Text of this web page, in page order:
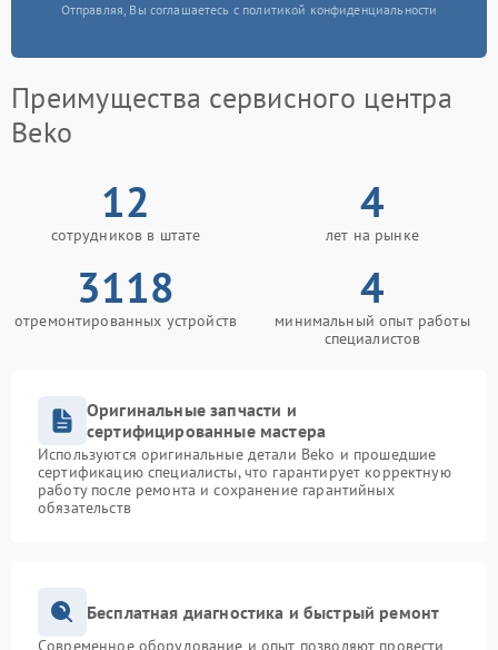
Отправляя, Вы соглашаетесь с политикой конфиденциальности
Преимущества сервисного центра
Beko
12
сотрудников в штате
4
лет на рынке
3118
отремонтированных устройств
4
минимальный опыт работы
специалистов
Оригинальные запчасти и
сертифицированные мастера
Используются оригинальные детали Beko и прошедшие
сертификацию специалисты, что гарантирует корректную
работу после ремонта и сохранение гарантийных
обязательств
Бесплатная диагностика и быстрый ремонт
Современное оборудование и опыт позволяют провести